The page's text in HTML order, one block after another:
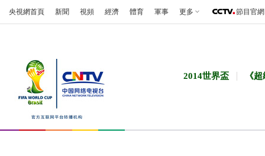
央視網首頁 新聞 視頻 經濟 體育 軍事 更多 節目官網
2014世界盃 《